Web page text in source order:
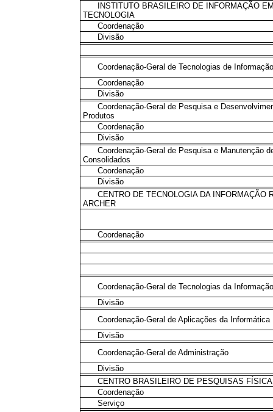
INSTITUTO BRASILEIRO DE INFORMAÇÃO
TECNOLOGIA
Coordenação
Divisão
Coordenação-Geral de Tecnologias de
Coordenação
Divisão
Coordenação-Geral de Pesquisa e
Produtos
Coordenação
Divisão
Coordenação-Geral de Pesquisa e Manutenção
Consolidados
Coordenação
Divisão
CENTRO DE TECNOLOGIA DA INFORMAÇÃO
ARCHER
Coordenação
Coordenação-Geral de Tecnologias da
Divisão
Coordenação-Geral de Aplicações da Informática
Divisão
Coordenação-Geral de Administração
Divisão
CENTRO BRASILEIRO DE PESQUISAS
Coordenação
Serviço